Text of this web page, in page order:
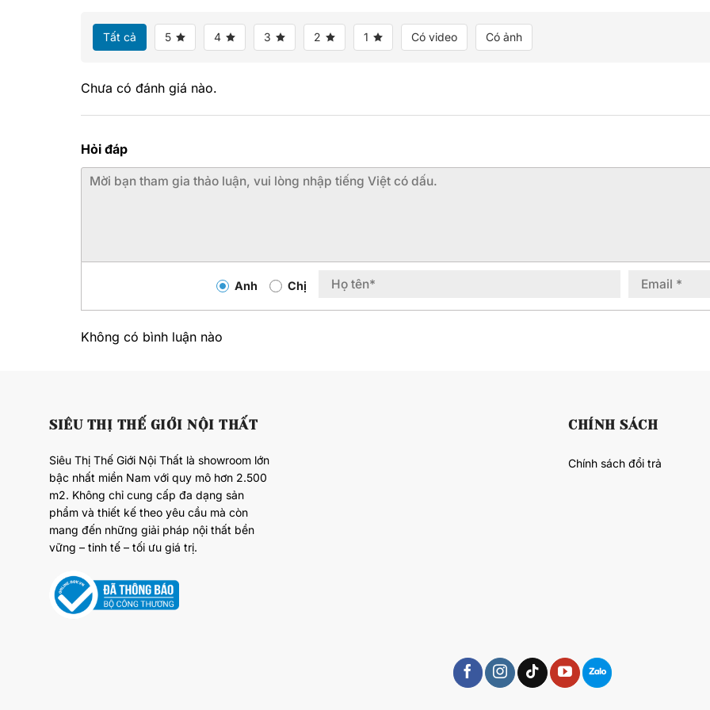
Tất cả 5 4 3 2 1 Có video Có ảnh
Chưa có đánh giá nào.
Hỏi đáp
Anh Chị
Không có bình luận nào
SIÊU THỊ THẾ GIỚI NỘI THẤT
Siêu Thị Thế Giới Nội Thất là showroom lớn
bậc nhất miền Nam với quy mô hơn 2.500
m2. Không chỉ cung cấp đa dạng sản
phẩm và thiết kế theo yêu cầu mà còn
mang đến những giải pháp nội thất bền
vững – tinh tế – tối ưu giá trị.
CHÍNH SÁCH
Chính sách đổi trả